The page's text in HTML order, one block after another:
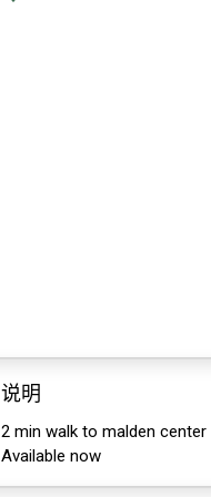
说明
2 min walk to malden center
Available now